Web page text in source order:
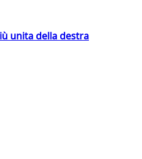
unita della destra